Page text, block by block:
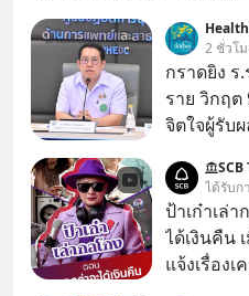
Health
2 ชั่วโ
กราดยิง ร
ราย วิกฤต
จิตใจผู้รับ
ได้รับก
ป้าเก๋าเล่
ได้เงินคืน
แจ้งเรื่อง